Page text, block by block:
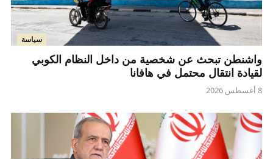
سياسة
واشنطن تبحث عن شخصية من داخل النظام الكوبي
لقيادة انتقال محتمل في هافانا
8 أغسطس 2026